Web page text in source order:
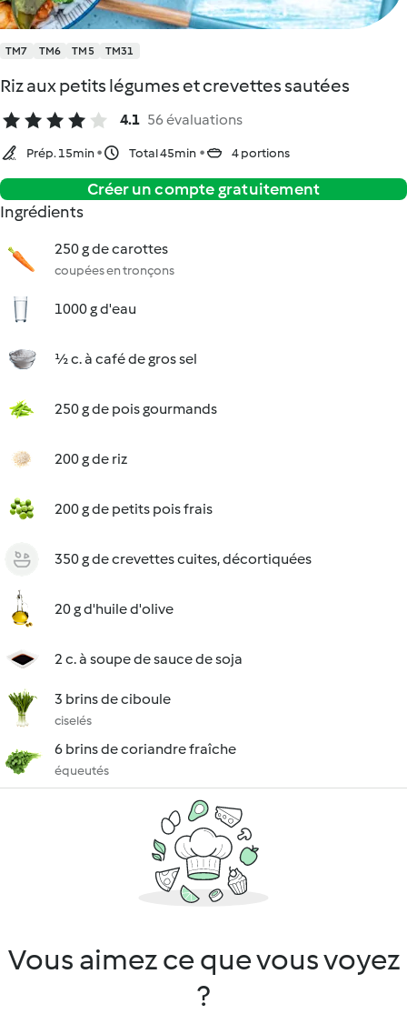
TM7 TM6 TM5 TM31
Riz aux petits légumes et crevettes sautées
4.1 56 évaluations
Prép. 15min Total 45min 4 portions
Créer un compte gratuitement
Ingrédients
250 g de carottes
coupées en tronçons
1000 g d'eau
½ c. à café de gros sel
250 g de pois gourmands
200 g de riz
200 g de petits pois frais
350 g de crevettes cuites, décortiquées
20 g d'huile d'olive
2 c. à soupe de sauce de soja
3 brins de ciboule
ciselés
6 brins de coriandre fraîche
équeutés
Vous aimez ce que vous voyez
?